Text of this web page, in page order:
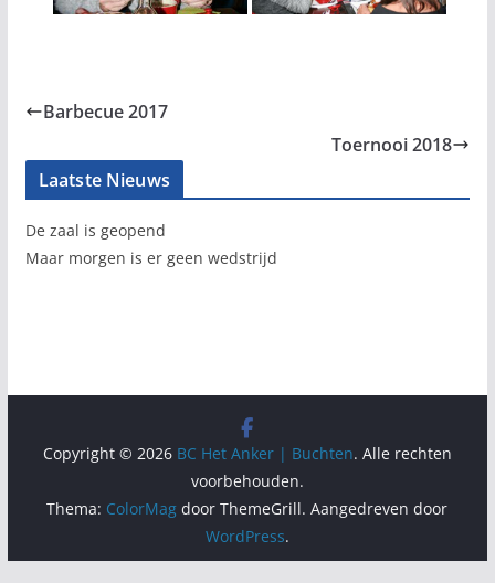
Barbecue 2017
Toernooi 2018
Laatste Nieuws
De zaal is geopend
Maar morgen is er geen wedstrijd
Copyright © 2026 BC Het Anker | Buchten. Alle rechten
voorbehouden.
Thema: ColorMag door ThemeGrill. Aangedreven door
WordPress.